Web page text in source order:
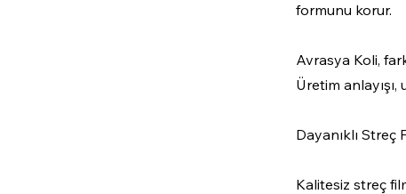
formunu korur.
Avrasya Koli,
Üretim
Dayanıklı Streç
Kalitesiz streç